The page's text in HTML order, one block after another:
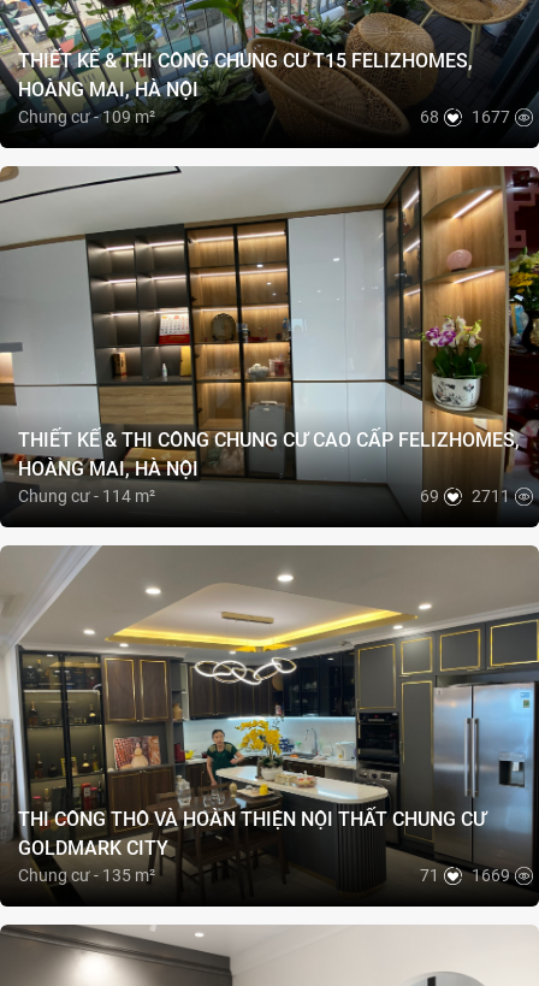
THIẾT KẾ & THI CÔNG CHUNG CƯ T15 FELIZHOMES,
HOÀNG MAI, HÀ NỘI
Chung cư - 109 m² 68 1677
THIẾT KẾ & THI CÔNG CHUNG CƯ CAO CẤP FELIZHOMES,
HOÀNG MAI, HÀ NỘI
Chung cư - 114 m² 69 2711
THI CÔNG THÔ VÀ HOÀN THIỆN NỘI THẤT CHUNG CƯ
GOLDMARK CITY
Chung cư - 135 m² 71 1669